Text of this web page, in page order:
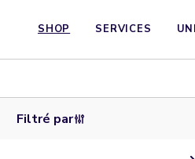
SHOP SERVICES
Filtré par